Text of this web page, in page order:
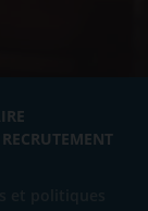
RECRUTEMENT